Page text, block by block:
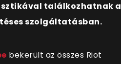
találkozhatnak a
szolgáltatásban.
bekerült az összes Riot